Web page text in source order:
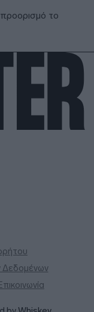
το
Δεδομένων